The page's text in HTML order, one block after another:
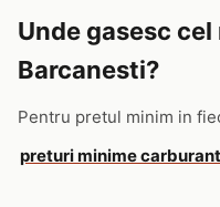
Unde gasesc cel
Barcanesti?
Pentru pretul minim in
preturi minime